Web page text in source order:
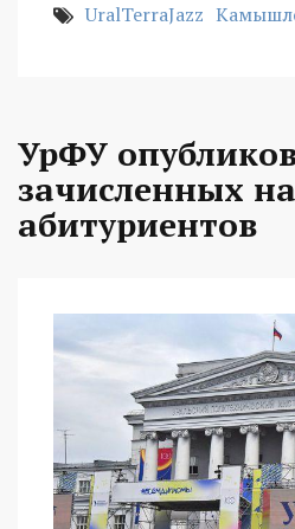
UralTerraJazz
УрФУ
зачисленных
абитуриентов